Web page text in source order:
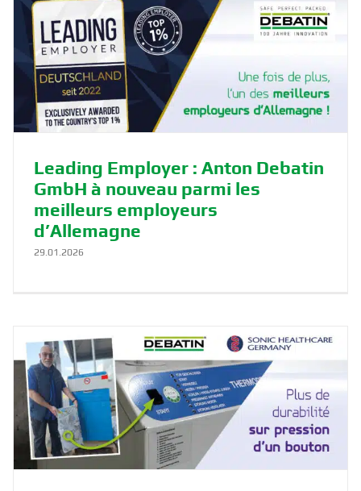
Leading Employer : Anton Debatin
GmbH à nouveau parmi les
meilleurs employeurs
d’Allemagne
29.01.2026